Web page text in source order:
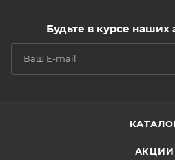
Будьте в курсе наших
АКЦИИ